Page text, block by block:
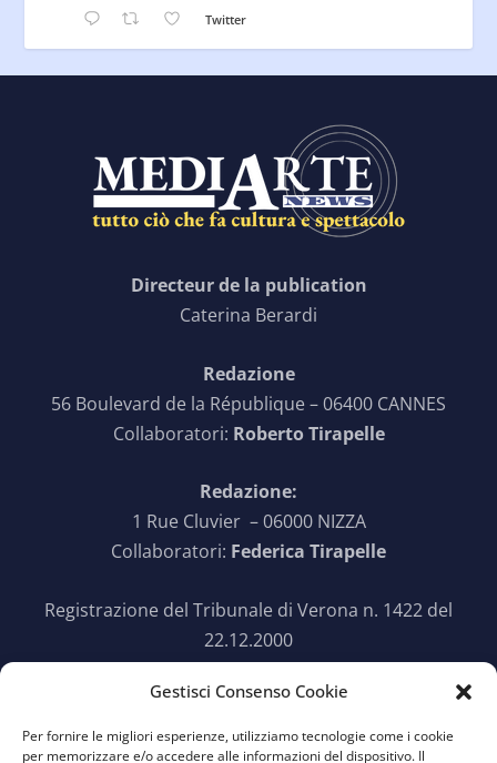
Gestisci Consenso Cookie
Per fornire le migliori esperienze, utilizziamo tecnologie come i cookie
per memorizzare e/o accedere alle informazioni del dispositivo. Il
Twitter
Directeur de la publication
Caterina Berardi
Redazione
56 Boulevard de la République – 06400 CANNES
Collaboratori: Roberto Tirapelle
Redazione:
1 Rue Cluvier – 06000 NIZZA
Collaboratori: Federica Tirapelle
Registrazione del Tribunale di Verona n. 1422 del
22.12.2000
SEGUICI SU TWITTER